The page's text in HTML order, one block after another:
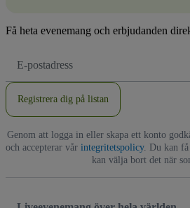
Få heta evenemang och erbjudanden
postadress
Registrera dig på listan
Genom att logga in eller skapa ett konto
och accepterar vår integritetspolicy. Du kan få
kan välja bort det när